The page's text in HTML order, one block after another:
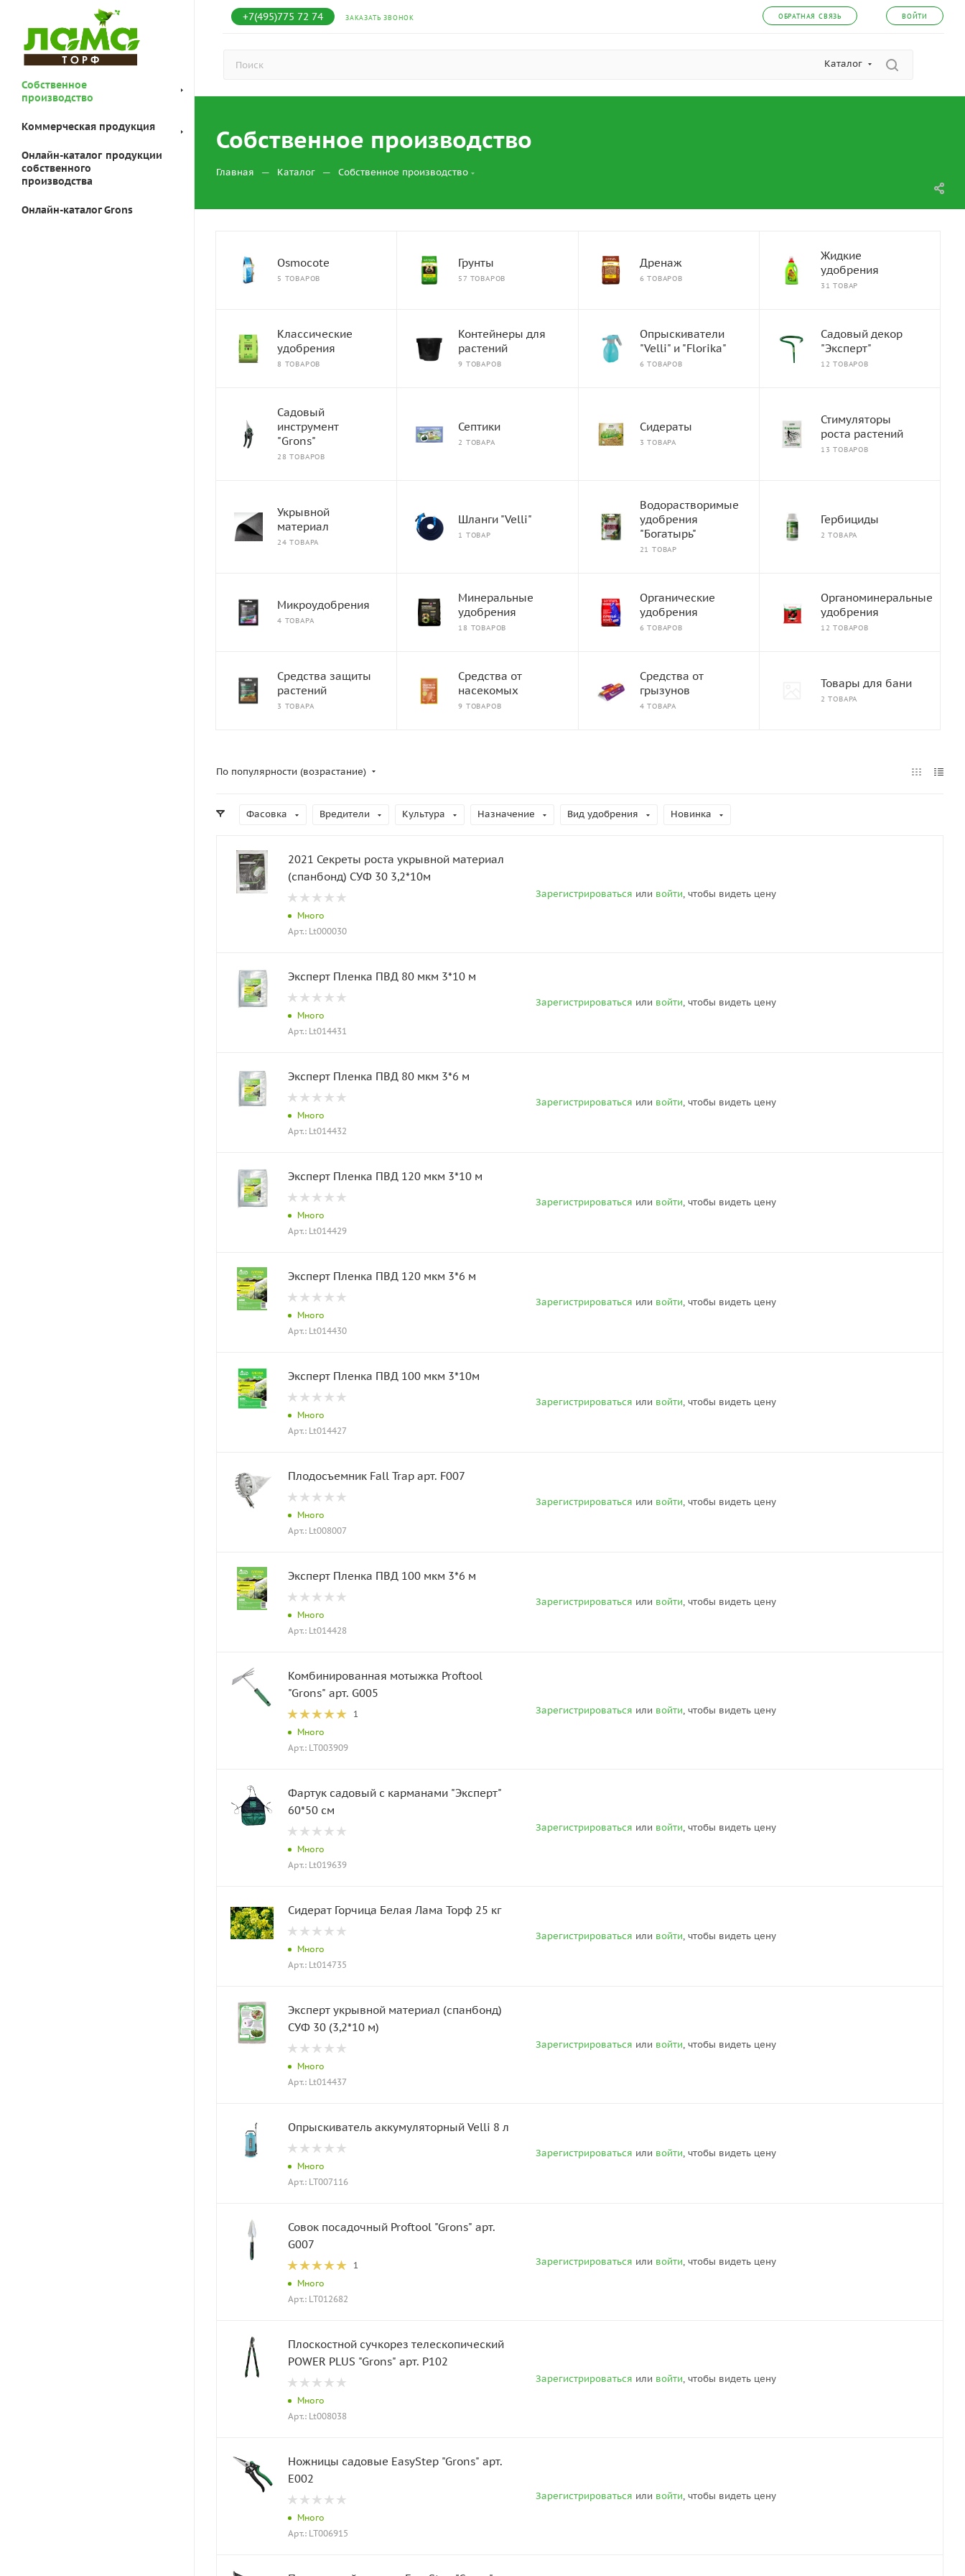
+7(495)775 72 74 ЗАКАЗАТЬ ЗВОНОК ОБРАТНАЯ СВЯЗЬ ВОЙТИ
Каталог
Собственное
производство
Коммерческая продукция
Онлайн-каталог продукции
собственного
производства
Онлайн-каталог Grons
Собственное производство
Главная — Каталог — Собственное производство
Osmocote
5 ТОВАРОВ
Грунты
57 ТОВАРОВ
Дренаж
6 ТОВАРОВ
Жидкие
удобрения
31 ТОВАР
Классические
удобрения
8 ТОВАРОВ
Контейнеры для
растений
9 ТОВАРОВ
Опрыскиватели
"Velli" и "Florika"
6 ТОВАРОВ
Садовый декор
"Эксперт"
12 ТОВАРОВ
Садовый
инструмент
"Grons"
28 ТОВАРОВ
Септики
2 ТОВАРА
Сидераты
3 ТОВАРА
Стимуляторы
роста растений
13 ТОВАРОВ
Укрывной
материал
24 ТОВАРА
Шланги "Velli"
1 ТОВАР
Водорастворимые
удобрения
"Богатырь"
21 ТОВАР
Гербициды
2 ТОВАРА
Микроудобрения
4 ТОВАРА
Минеральные
удобрения
18 ТОВАРОВ
Органические
удобрения
6 ТОВАРОВ
Органоминеральные
удобрения
12 ТОВАРОВ
Средства защиты
растений
3 ТОВАРА
Средства от
насекомых
9 ТОВАРОВ
Средства от
грызунов
4 ТОВАРА
Товары для бани
2 ТОВАРА
По популярности (возрастание)
Фасовка Вредители Культура Назначение Вид удобрения Новинка
2021 Секреты роста укрывной материал
(спанбонд) СУФ 30 3,2*10м
Много
Арт.: Lt000030
Зарегистрироваться или войти, чтобы видеть цену
Эксперт Пленка ПВД 80 мкм 3*10 м
Много
Арт.: Lt014431
Зарегистрироваться или войти, чтобы видеть цену
Эксперт Пленка ПВД 80 мкм 3*6 м
Много
Арт.: Lt014432
Зарегистрироваться или войти, чтобы видеть цену
Эксперт Пленка ПВД 120 мкм 3*10 м
Много
Арт.: Lt014429
Зарегистрироваться или войти, чтобы видеть цену
Эксперт Пленка ПВД 120 мкм 3*6 м
Много
Арт.: Lt014430
Зарегистрироваться или войти, чтобы видеть цену
Эксперт Пленка ПВД 100 мкм 3*10м
Много
Арт.: Lt014427
Зарегистрироваться или войти, чтобы видеть цену
Плодосъемник Fall Trap арт. F007
Много
Арт.: Lt008007
Зарегистрироваться или войти, чтобы видеть цену
Эксперт Пленка ПВД 100 мкм 3*6 м
Много
Арт.: Lt014428
Зарегистрироваться или войти, чтобы видеть цену
Комбинированная мотыжка Proftool
"Grons" арт. G005
1
Много
Арт.: LT003909
Зарегистрироваться или войти, чтобы видеть цену
Фартук садовый с карманами "Эксперт"
60*50 см
Много
Арт.: Lt019639
Зарегистрироваться или войти, чтобы видеть цену
Сидерат Горчица Белая Лама Торф 25 кг
Много
Арт.: Lt014735
Зарегистрироваться или войти, чтобы видеть цену
Эксперт укрывной материал (спанбонд)
СУФ 30 (3,2*10 м)
Много
Арт.: Lt014437
Зарегистрироваться или войти, чтобы видеть цену
Опрыскиватель аккумуляторный Velli 8 л
Много
Арт.: LT007116
Зарегистрироваться или войти, чтобы видеть цену
Совок посадочный Proftool "Grons" арт.
G007
1
Много
Арт.: LT012682
Зарегистрироваться или войти, чтобы видеть цену
Плоскостной сучкорез телескопический
POWER PLUS "Grons" арт. P102
Много
Арт.: Lt008038
Зарегистрироваться или войти, чтобы видеть цену
Ножницы садовые EasyStep "Grons" арт.
E002
Много
Арт.: LT006915
Зарегистрироваться или войти, чтобы видеть цену